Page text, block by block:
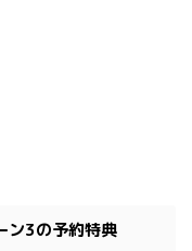
ン3の予約特典